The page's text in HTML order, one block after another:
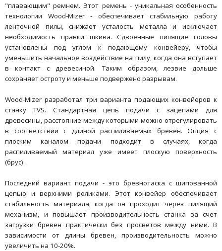
"плавающим" ремнем. Этот ремень - уникальная особенность
технологии Wood-Mizer - обеспечивает стабильную работу
ленточной пилы, снижает усталость металла и исключает
необходимость правки шкива. Сдвоенные пилящие головы
установлены под углом к подающему конвейеру, чтобы
уменьшить начальное воздействие на пилу, когда она вступает
в контакт с древесиной. Таким образом, лезвие дольше
сохраняет остроту и меньше подвержено разрывам.
Wood-Mizer разработал три варианта подающих конвейеров к
станку TVS. Стандартная цепь подачи с зацепами для
древесины, расстояние между которыми можно отрегулировать
в соответствии с длиной распиливаемых бревен. Опция с
плоским каналом подачи подходит в случаях, когда
распиливаемый материал уже имеет плоскую поверхность
(брус).
Последний вариант подачи - это бревнотаска с шипованной
цепью и верхними роликами. Этот конвейер обеспечивает
стабильность материала, когда он проходит через пилящий
механизм, и повышает производительность станка за счет
загрузки бревен практически без просветов между ними. В
зависимости от длины бревен, производительность можно
увеличить на 10-20%.